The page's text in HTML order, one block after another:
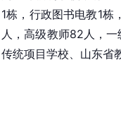
1栋，行政图书电教1
人，高级教师82人，
传统项目学校、山东省